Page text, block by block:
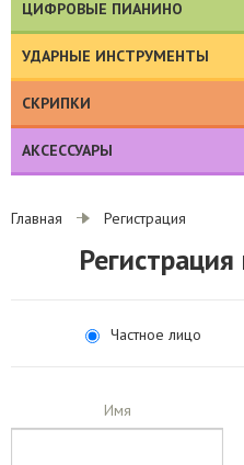
ЦИФРОВЫЕ ПИАНИНО
УДАРНЫЕ ИНСТРУМЕНТЫ
СКРИПКИ
АКСЕССУАРЫ
Главная Регистрация
Частное лицо
Имя